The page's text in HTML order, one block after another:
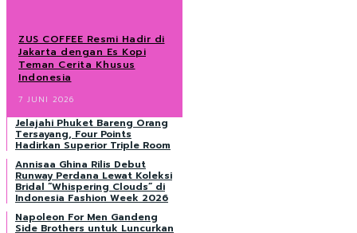
ZUS COFFEE Resmi Hadir di
Jakarta dengan Es Kopi
Teman Cerita Khusus
Indonesia
7 JUNI 2026
Jelajahi Phuket Bareng Orang
Tersayang, Four Points
Hadirkan Superior Triple Room
Annisaa Ghina Rilis Debut
Runway Perdana Lewat Koleksi
Bridal “Whispering Clouds” di
Indonesia Fashion Week 2026
Napoleon For Men Gandeng
Side Brothers untuk Luncurkan